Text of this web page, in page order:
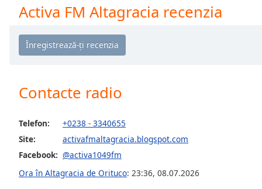
Playback
Chapters
Descriptions
off,
selected
Activa FM Altagracia recenzia
Contacte radio
Telefon:
+0238 - 3340655
Site:
activafmaltagracia.blogspot.com
Facebook: @activa1049fm
Ora în Altagracia de Orituco: 23:36, 08.07.2026